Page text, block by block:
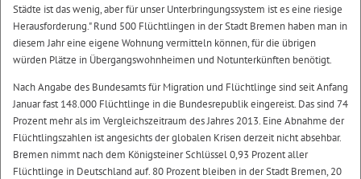
Städte ist das wenig, aber für unser Unterbringungssystem ist es eine riesige
Herausforderung." Rund 500 Flüchtlingen in der Stadt Bremen haben man in
diesem Jahr eine eigene Wohnung vermitteln können, für die übrigen
würden Plätze in Übergangswohnheimen und Notunterkünften benötigt.
Nach Angabe des Bundesamts für Migration und Flüchtlinge sind seit Anfang
Januar fast 148.000 Flüchtlinge in die Bundesrepublik eingereist. Das sind 74
Prozent mehr als im Vergleichszeitraum des Jahres 2013. Eine Abnahme der
Flüchtlingszahlen ist angesichts der globalen Krisen derzeit nicht absehbar.
Bremen nimmt nach dem Königsteiner Schlüssel 0,93 Prozent aller
Flüchtlinge in Deutschland auf. 80 Prozent bleiben in der Stadt Bremen, 20